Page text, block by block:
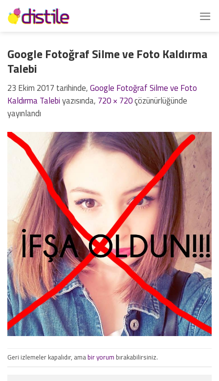
İçeriğe
atla
Google Fotoğraf Silme ve Foto Kaldırma
Talebi
23 Ekim 2017 tarihinde,Google Fotoğraf Silme ve Foto
Kaldırma Talebiyazısında, 720 × 720çözünürlüğünde
yayınlandı
Geri izlemeler kapalıdır, amabir yorum bırakabilirsiniz.